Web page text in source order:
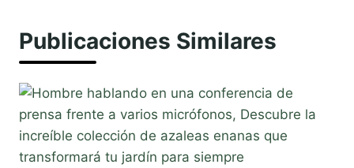
Publicaciones Similares